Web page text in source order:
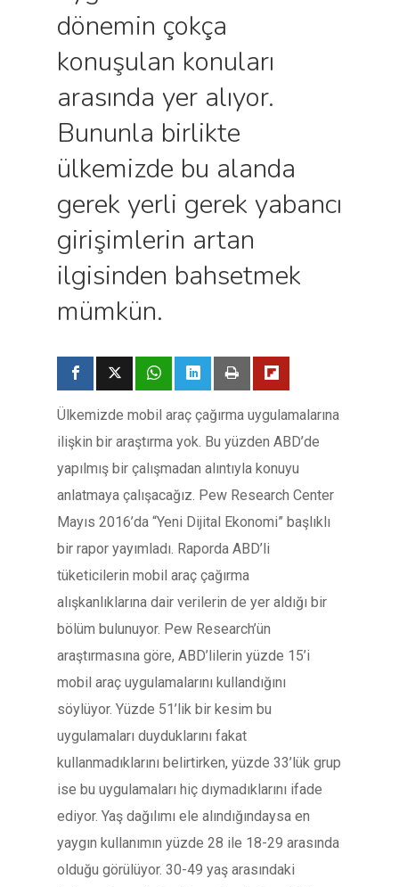
dönemin çokça
konuşulan konuları
arasında yer alıyor.
Bununla birlikte
ülkemizde bu alanda
gerek yerli gerek yabancı
girişimlerin artan
ilgisinden bahsetmek
mümkün.
Ülkemizde mobil araç çağırma uygulamalarına
ilişkin bir araştırma yok. Bu yüzden ABD’de
yapılmış bir çalışmadan alıntıyla konuyu
anlatmaya çalışacağız. Pew Research Center
Mayıs 2016’da “Yeni Dijital Ekonomi” başlıklı
bir rapor yayımladı. Raporda ABD’li
tüketicilerin mobil araç çağırma
alışkanlıklarına dair verilerin de yer aldığı bir
bölüm bulunuyor. Pew Research’ün
araştırmasına göre, ABD’lilerin yüzde 15’i
mobil araç uygulamalarını kullandığını
söylüyor. Yüzde 51’lik bir kesim bu
uygulamaları duyduklarını fakat
kullanmadıklarını belirtirken, yüzde 33’lük grup
ise bu uygulamaları hiç dıymadıklarını ifade
ediyor. Yaş dağılımı ele alındığındaysa en
yaygın kullanımın yüzde 28 ile 18-29 arasında
olduğu görülüyor. 30-49 yaş arasındaki